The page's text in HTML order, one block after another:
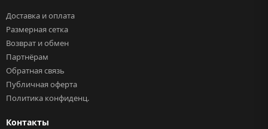
Доставка и оплата
Размерная сетка
Возврат и обмен
Партнёрам
Обратная связь
Публичная оферта
Политика конфиденц.
Контакты